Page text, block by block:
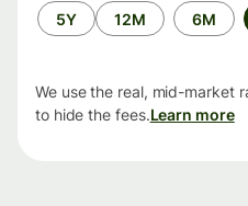
6M
12M
5Y
We use the real, mid-
to hide the fees.Learn more